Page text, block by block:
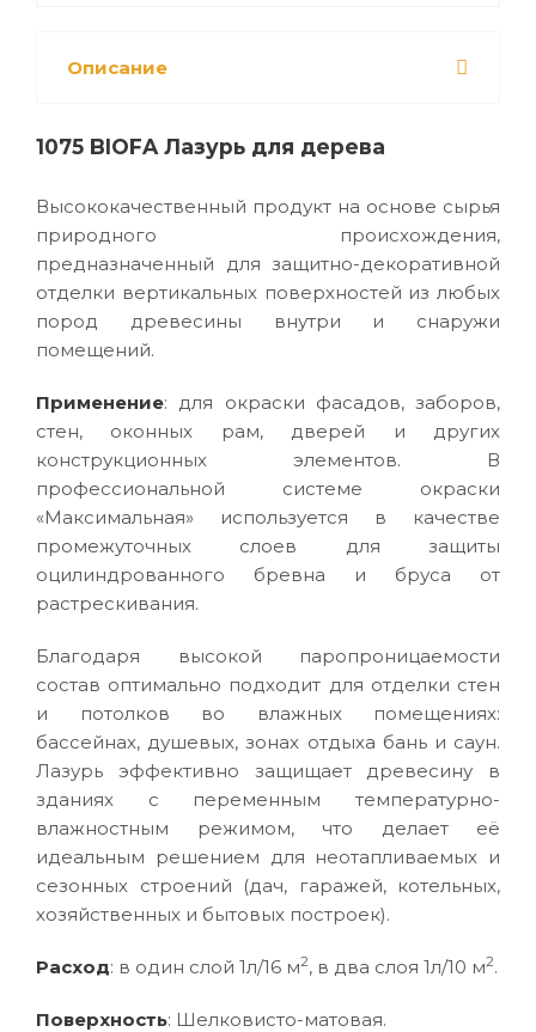
Описание
1075 BIOFA Лазурь для дерева
Высококачественный продукт на основе сырья
природного происхождения,
предназначенный для защитно-декоративной
отделки вертикальных поверхностей из любых
пород древесины внутри и снаружи
помещений.
Применение: для окраски фасадов, заборов,
стен, оконных рам, дверей и других
конструкционных элементов. В
профессиональной системе окраски
«Максимальная» используется в качестве
промежуточных слоев для защиты
оцилиндрованного бревна и бруса от
растрескивания.
Благодаря высокой паропроницаемости
состав оптимально подходит для отделки стен
и потолков во влажных помещениях:
бассейнах, душевых, зонах отдыха бань и саун.
Лазурь эффективно защищает древесину в
зданиях с переменным температурно-
влажностным режимом, что делает её
идеальным решением для неотапливаемых и
сезонных строений (дач, гаражей, котельных,
хозяйственных и бытовых построек).
Расход: в один слой 1л/16 м2, в два слоя 1л/10 м2.
Поверхность: Шелковисто-матовая.